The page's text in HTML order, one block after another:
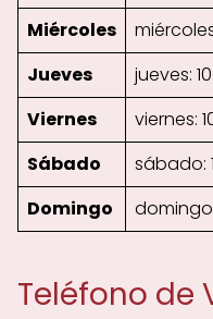
Miércoles
Jueves
jueves:
Viernes
viernes:
Sábado
sábado:
Domingo
Teléfono de